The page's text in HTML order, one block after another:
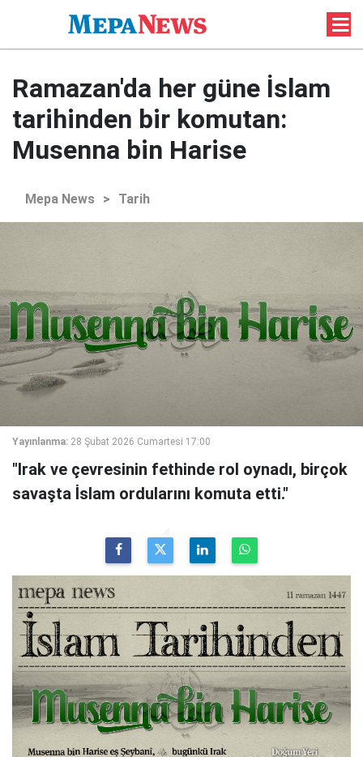
Ramazan'da her güne İslam
tarihinden bir komutan:
Musenna bin Harise
Mepa News > Tarih
Yayınlanma: 28 Şubat 2026 Cumartesi 17:00
"Irak ve çevresinin fethinde rol oynadı, birçok
savaşta İslam ordularını komuta etti."